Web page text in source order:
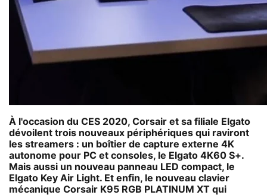
À l'occasion du CES 2020, Corsair et sa filiale Elgato
dévoilent trois nouveaux périphériques qui raviront
les streamers : un boîtier de capture externe 4K
autonome pour PC et consoles, le Elgato 4K60 S+.
Mais aussi un nouveau panneau LED compact, le
Elgato Key Air Light. Et enfin, le nouveau clavier
mécanique Corsair K95 RGB PLATINUM XT qui